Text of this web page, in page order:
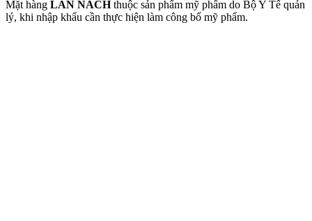
Mặt hàng LĂN NÁCHthuộc sản phẩm mỹ phẩm do Bộ Y Tế quản
lý, khi nhập khẩu cần thực hiện làm công bố mỹ phẩm.